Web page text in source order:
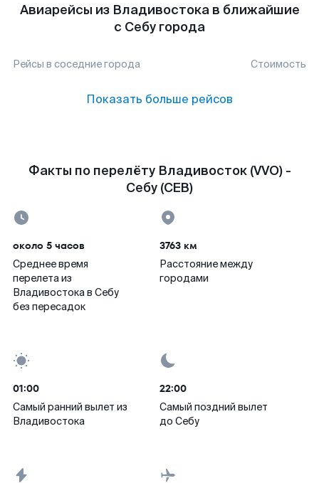
Авиарейсы из Владивостока в ближайшие
с Себу города
Рейсы в соседние города Стоимость
Показать больше рейсов
Факты по перелёту Владивосток (VVO) -
Себу (CEB)
около 5 часов
Среднее время
перелета из
Владивостока в Себу
без пересадок
3763 км
Расстояние между
городами
01:00
Самый ранний вылет из
Владивостока
22:00
Самый поздний вылет
до Себу